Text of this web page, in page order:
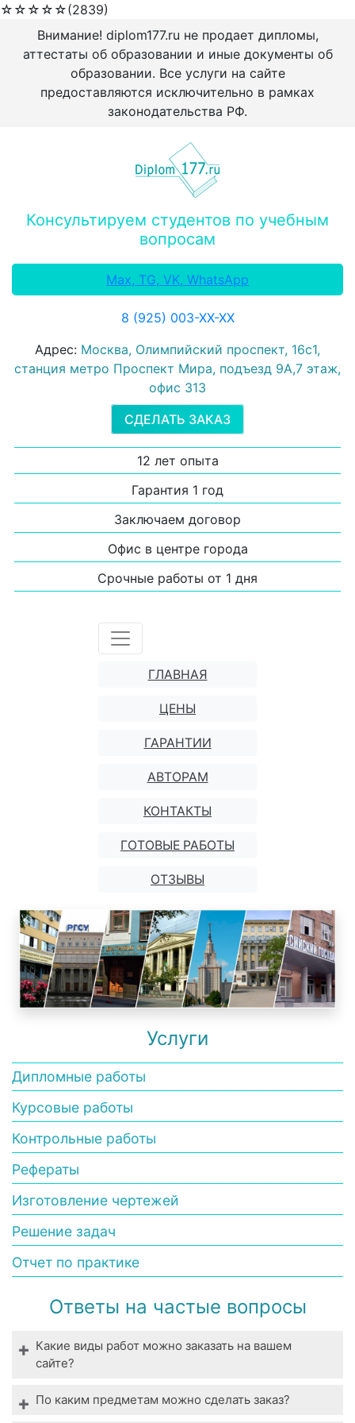
☆ ☆ ☆ ☆ ☆(2839)
Внимание! diplom177.ru не продает дипломы,
аттестаты об образовании и иные документы об
образовании. Все услуги на сайте
предоставляются исключительно в рамках
законодательства РФ.
Консультируем студентов по учебным
вопросам
Max, TG, VK, WhatsApp
8 (925) 003-ХХ-ХХ
Адрес: Москва, Олимпийский проспект, 16с1,
станция метро Проспект Мира, подъезд 9А,7 этаж,
офис 313
СДЕЛАТЬ ЗАКАЗ
12 лет опыта
Гарантия 1 год
Заключаем договор
Офис в центре города
Срочные работы от 1 дня
ГЛАВНАЯ
ЦЕНЫ
ГАРАНТИИ
АВТОРАМ
КОНТАКТЫ
ГОТОВЫЕ РАБОТЫ
ОТЗЫВЫ
Услуги
Дипломные работы
Курсовые работы
Контрольные работы
Рефераты
Изготовление чертежей
Решение задач
Отчет по практике
Ответы на частые вопросы
Какие виды работ можно заказать на вашем
сайте?
Мы выполняем все виды студенческих работ. У
По каким предметам можно сделать заказ?